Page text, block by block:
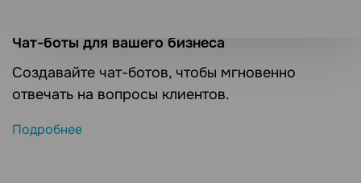
Чат-боты для вашего бизнеса
Создавайте чат-ботов, чтобы мгновенно
отвечать на вопросы клиентов.
Подробнее